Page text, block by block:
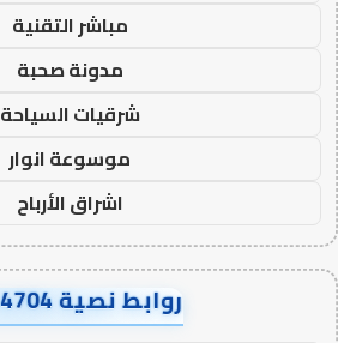
مباشر التقنية
مدونة صحبة
شرقيات السياحة
موسوعة انوار
اشراق الأرباح
روابط نصية AA14704